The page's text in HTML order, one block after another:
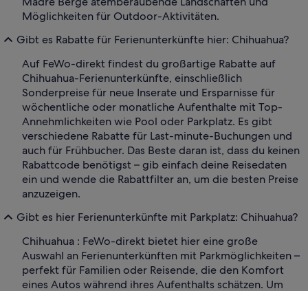
Möglichkeiten für Outdoor-Aktivitäten.
Gibt es Rabatte für Ferienunterkünfte hier: Chihuahua?
Auf FeWo-direkt findest du großartige Rabatte auf
Chihuahua-Ferienunterkünfte, einschließlich
Sonderpreise für neue Inserate und Ersparnisse für
wöchentliche oder monatliche Aufenthalte mit Top-
Annehmlichkeiten wie Pool oder Parkplatz. Es gibt
verschiedene Rabatte für Last-minute-Buchungen und
auch für Frühbucher. Das Beste daran ist, dass du keinen
Rabattcode benötigst – gib einfach deine Reisedaten
ein und wende die Rabattfilter an, um die besten Preise
anzuzeigen.
Gibt es hier Ferienunterkünfte mit Parkplatz: Chihuahua?
Chihuahua : FeWo-direkt bietet hier eine große
Auswahl an Ferienunterkünften mit Parkmöglichkeiten –
perfekt für Familien oder Reisende, die den Komfort
eines Autos während ihres Aufenthalts schätzen. Um